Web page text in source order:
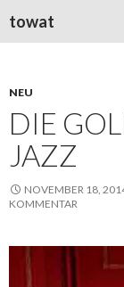
towat
NEU
DIE
JAZZ
NOVEMBER 18,
KOMMENTAR